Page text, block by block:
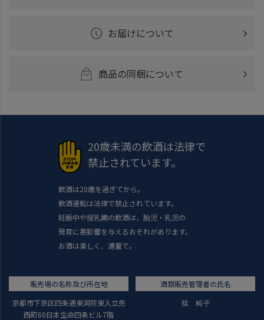
お届けについて
商品の同梱について
20歳未満の飲酒は法律で
禁止されています。
飲酒は20歳を過ぎてから。
飲酒運転は法律で禁止されています。
妊娠中や授乳期の飲酒は、胎児・乳児の
発育に悪影響を与えるおそれがあります。
お酒は楽しく、適量で。
販売場の名称及び所在地
京都市下京区四条通東洞院東入立売
西町60日本生命四条ビル7階
酒類販売管理者の氏名
桂 純子